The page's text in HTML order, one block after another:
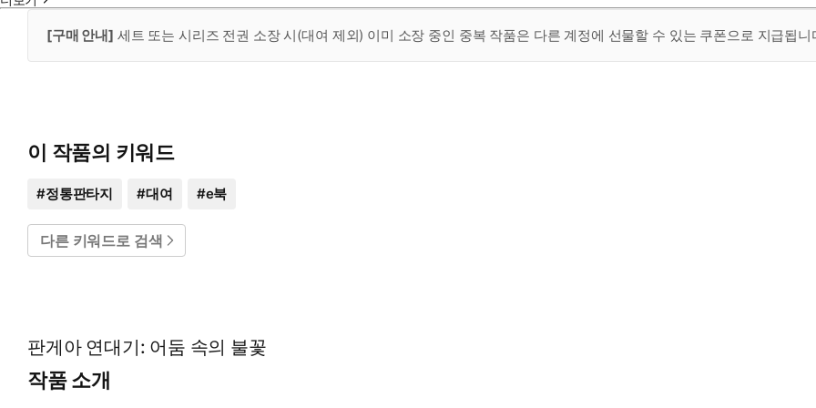
[구매 안내] 세트 또는 시리즈 전권 소장 시(대여 제외) 이미 소장 중인 중복 작품은 다른 계정에 선물할 수 있는 쿠폰으로 지급됩니
이 작품의 키워드
#정통판타지 #대여 #e북
다른 키워드로 검색
판게아 연대기: 어둠 속의 불꽃
작품 소개